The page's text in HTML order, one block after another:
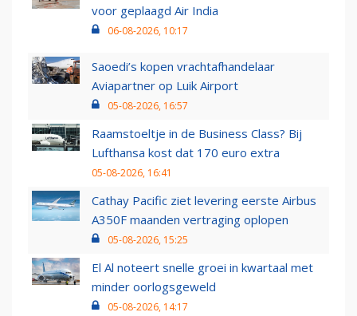
voor geplaagd Air India
06-08-2026, 10:17
Saoedi’s kopen vrachtafhandelaar
Aviapartner op Luik Airport
05-08-2026, 16:57
Raamstoeltje in de Business Class? Bij
Lufthansa kost dat 170 euro extra
05-08-2026, 16:41
Cathay Pacific ziet levering eerste Airbus
A350F maanden vertraging oplopen
05-08-2026, 15:25
El Al noteert snelle groei in kwartaal met
minder oorlogsgeweld
05-08-2026, 14:17